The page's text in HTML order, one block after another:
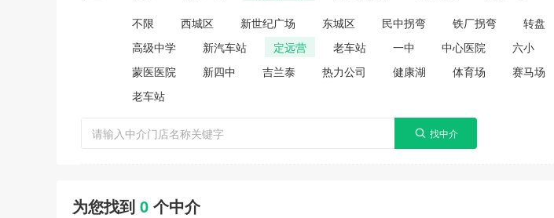
不限 西城区 新世纪广场 东城区 民中拐弯 铁厂拐弯 转盘
高级中学
新汽车站 定远营 老车站 一中 中心医院 六小
蒙医医院
新四中 吉兰泰 热力公司 健康湖 体育场 赛马场
老车站
为您找到 0 个中介